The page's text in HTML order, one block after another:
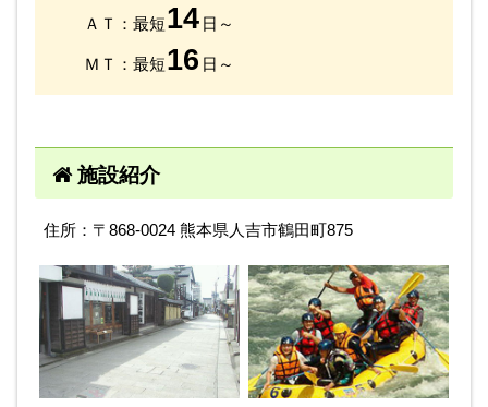
ＡＴ：最短14 日～
ＭＴ：最短16 日～
施設紹介
住所：〒868-0024 熊本県人吉市鶴田町875